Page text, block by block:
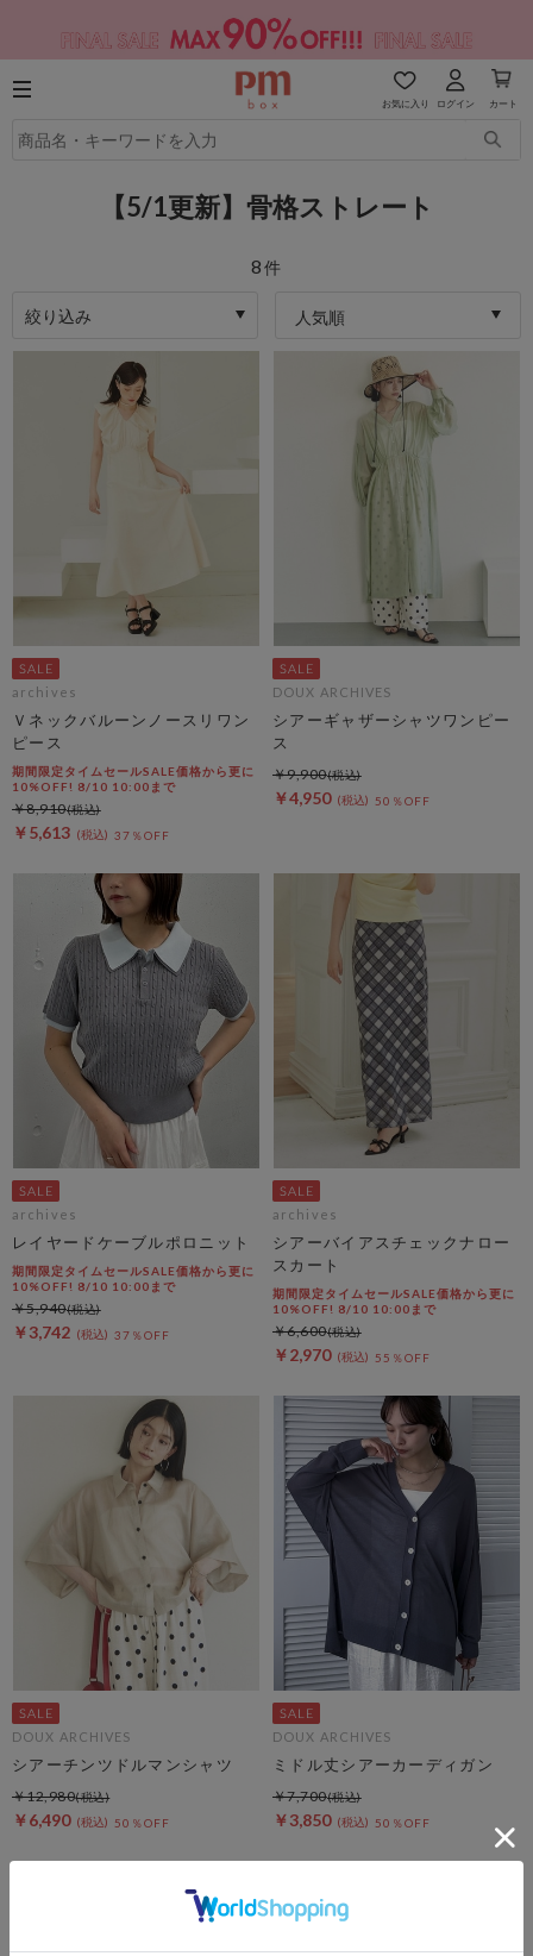
お気に入り ログイン カート
【5/1更新】骨格ストレート
8件
絞り込み 人気順
archives
Ｖネックバルーンノースリワン
ピース
期間限定タイムセールSALE価格から更に
10%OFF! 8/10 10:00まで
￥5,613 37％OFF
￥8,910
DOUX ARCHIVES
シアーギャザーシャツワンピー
ス
￥4,950 50％OFF
￥9,900
archives
レイヤードケーブルポロニット
期間限定タイムセールSALE価格から更に
10%OFF! 8/10 10:00まで
￥3,742 37％OFF
￥5,940
archives
シアーバイアスチェックナロー
スカート
期間限定タイムセールSALE価格から更に
10%OFF! 8/10 10:00まで
￥2,970 55％OFF
￥6,600
DOUX ARCHIVES
シアーチンツドルマンシャツ
￥6,490 50％OFF
￥12,980
DOUX ARCHIVES
ミドル丈シアーカーディガン
￥3,850 50％OFF
￥7,700